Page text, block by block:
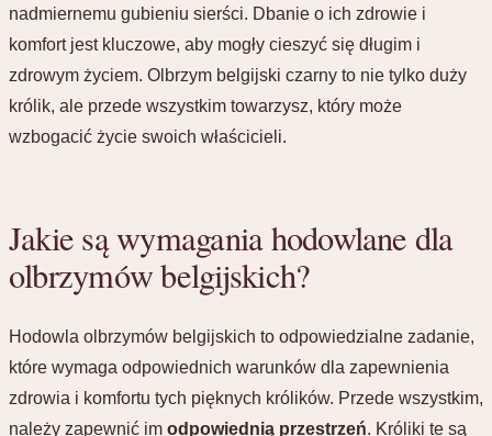
nadmiernemu gubieniu sierści. Dbanie o ich zdrowie i
komfort jest kluczowe, aby mogły cieszyć się długim i
zdrowym życiem. Olbrzym belgijski czarny to nie tylko duży
królik, ale przede wszystkim towarzysz, który może
wzbogacić życie swoich właścicieli.
Jakie są wymagania hodowlane dla
olbrzymów belgijskich?
Hodowla olbrzymów belgijskich to odpowiedzialne zadanie,
które wymaga odpowiednich warunków dla zapewnienia
zdrowia i komfortu tych pięknych królików. Przede wszystkim,
należy zapewnić im odpowiednią przestrzeń. Króliki te są